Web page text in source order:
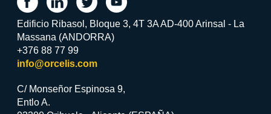
Edificio Ribasol, Bloque 3, 4T 3A AD-400 Arinsal - La
Massana (ANDORRA)
+376 88 77 99
info@orcelis.com
C/ Monseñor Espinosa 9,
Entlo A.